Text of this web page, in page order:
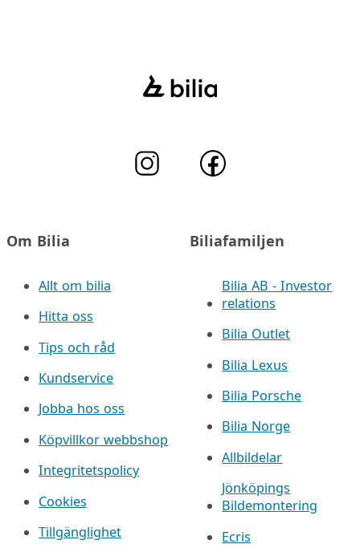
Om Bilia
Allt om bilia
Hitta oss
Tips och råd
Kundservice
Jobba hos oss
Köpvillkor webbshop
Integritetspolicy
Cookies
Tillgänglighet
Biliafamiljen
Bilia AB - Investor
relations
Bilia Outlet
Bilia Lexus
Bilia Porsche
Bilia Norge
Allbildelar
Jönköpings
Bildemontering
Ecris